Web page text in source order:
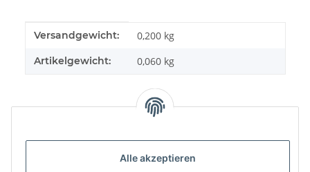
Alle akzeptieren
Produkteigenschaft
Wert
Versandgewicht: 0,200 kg
Artikelgewicht: 0,060 kg